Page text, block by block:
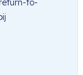
to-